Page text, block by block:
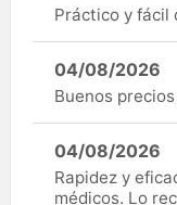
Práctico y fácil
04/08/2026
Buenos
04/08/2026
Rapidez y
médicos. Lo